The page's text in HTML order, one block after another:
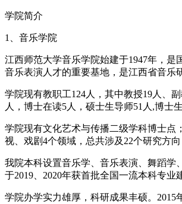
学院简介
1、音乐学院
江西师范大学音乐学院始建于1947年，
音乐表演人才的重要基地，是江西省音乐
学院现有教职工124人，其中教授19人、
人，博士在读5人，硕士生导师51人,博士生
学院现有文化艺术与传播二级学科博士点
视、戏剧4个领域，总共涉及22个研究方
我院本科设置音乐学、音乐表演、舞蹈学
于2019、2020年获首批全国一流本科专业
学院办学实力雄厚，科研成果丰硕。